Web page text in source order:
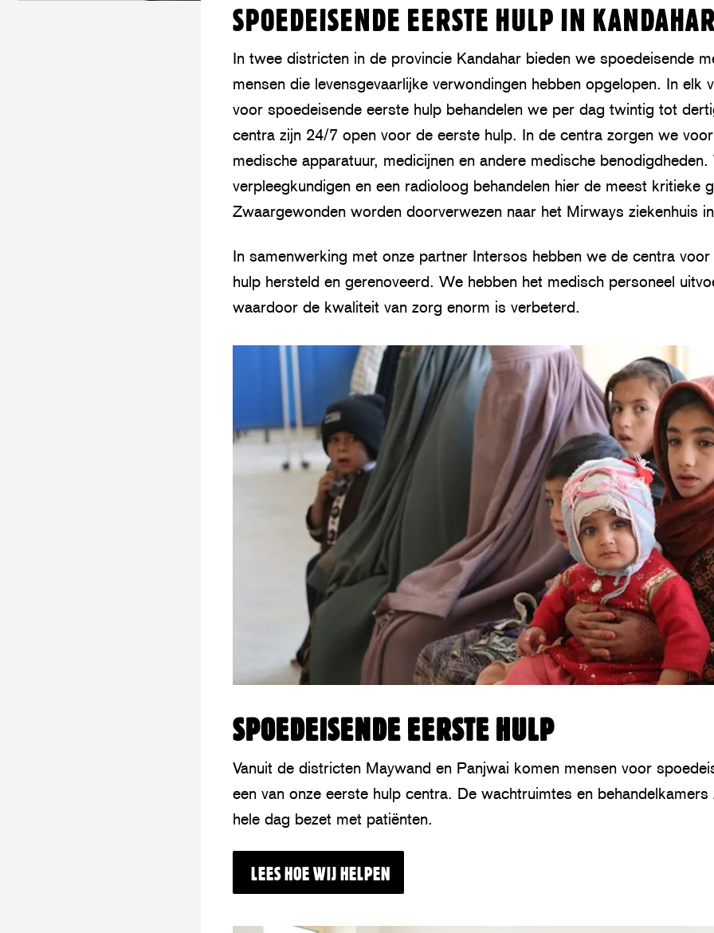
SPOEDEISENDE EERSTE HULP IN KANDAHAR
In twee districten in de provincie Kandahar bieden we spoedeisende
mensen die levensgevaarlijke verwondingen hebben opgelopen. In elk
voor spoedeisende eerste hulp behandelen we per dag twintig tot
centra zijn 24/7 open voor de eerste hulp. In de centra zorgen we
medische apparatuur, medicijnen en andere medische
verpleegkundigen en een radioloog behandelen hier de meest kritieke
Zwaargewonden worden doorverwezen naar het Mirways ziekenhuis
In samenwerking met onze partner Intersos hebben we de centra
hulp hersteld en gerenoveerd. We hebben het medisch personeel
waardoor de kwaliteit van zorg enorm is verbeterd.
SPOEDEISENDE EERSTE HULP
Vanuit de districten Maywand en Panjwai komen mensen voor
een van onze eerste hulp centra. De wachtruimtes en
hele dag bezet met patiënten.
LEES HOE WIJ HELPEN